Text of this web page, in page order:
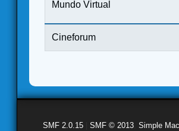
Mundo Virtual
Cineforum
SMF 2.0.15 SMF © 2013 Simple